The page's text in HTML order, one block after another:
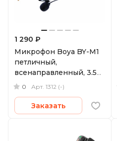
1 290 ₽
Микрофон Boya BY-M1
петличный,
всенаправленный, 3.5
мм
0 Арт. 1312 (-)
Заказать